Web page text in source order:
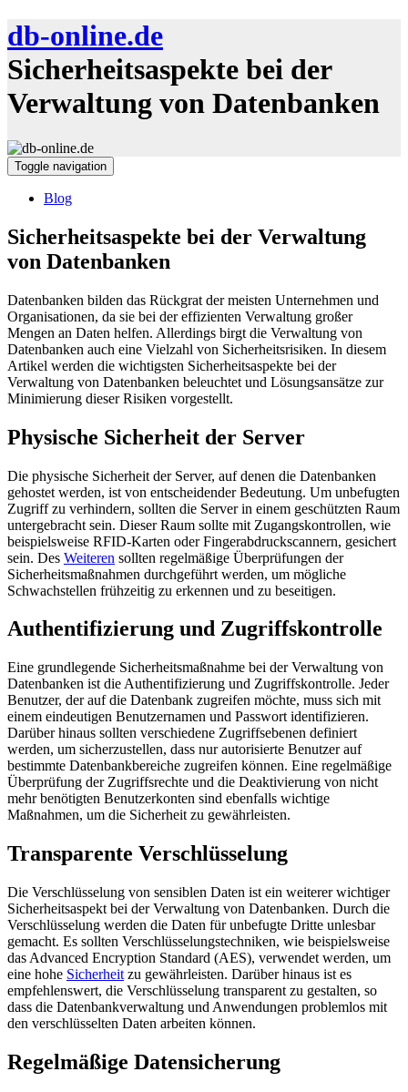
db-online.de
Sicherheitsaspekte bei der
Verwaltung von Datenbanken
Toggle navigation
Blog
Sicherheitsaspekte bei der Verwaltung
von Datenbanken
Datenbanken bilden das Rückgrat der meisten Unternehmen und
Organisationen, da sie bei der effizienten Verwaltung großer
Mengen an Daten helfen. Allerdings birgt die Verwaltung von
Datenbanken auch eine Vielzahl von Sicherheitsrisiken. In diesem
Artikel werden die wichtigsten Sicherheitsaspekte bei der
Verwaltung von Datenbanken beleuchtet und Lösungsansätze zur
Minimierung dieser Risiken vorgestellt.
Physische Sicherheit der Server
Die physische Sicherheit der Server, auf denen die Datenbanken
gehostet werden, ist von entscheidender Bedeutung. Um unbefugten
Zugriff zu verhindern, sollten die Server in einem geschützten Raum
untergebracht sein. Dieser Raum sollte mit Zugangskontrollen, wie
beispielsweise RFID-Karten oder Fingerabdruckscannern, gesichert
sein. Des Weiteren sollten regelmäßige Überprüfungen der
Sicherheitsmaßnahmen durchgeführt werden, um mögliche
Schwachstellen frühzeitig zu erkennen und zu beseitigen.
Authentifizierung und Zugriffskontrolle
Eine grundlegende Sicherheitsmaßnahme bei der Verwaltung von
Datenbanken ist die Authentifizierung und Zugriffskontrolle. Jeder
Benutzer, der auf die Datenbank zugreifen möchte, muss sich mit
einem eindeutigen Benutzernamen und Passwort identifizieren.
Darüber hinaus sollten verschiedene Zugriffsebenen definiert
werden, um sicherzustellen, dass nur autorisierte Benutzer auf
bestimmte Datenbankbereiche zugreifen können. Eine regelmäßige
Überprüfung der Zugriffsrechte und die Deaktivierung von nicht
mehr benötigten Benutzerkonten sind ebenfalls wichtige
Maßnahmen, um die Sicherheit zu gewährleisten.
Transparente Verschlüsselung
Die Verschlüsselung von sensiblen Daten ist ein weiterer wichtiger
Sicherheitsaspekt bei der Verwaltung von Datenbanken. Durch die
Verschlüsselung werden die Daten für unbefugte Dritte unlesbar
gemacht. Es sollten Verschlüsselungstechniken, wie beispielsweise
das Advanced Encryption Standard (AES), verwendet werden, um
eine hohe Sicherheit zu gewährleisten. Darüber hinaus ist es
empfehlenswert, die Verschlüsselung transparent zu gestalten, so
dass die Datenbankverwaltung und Anwendungen problemlos mit
den verschlüsselten Daten arbeiten können.
Regelmäßige Datensicherung